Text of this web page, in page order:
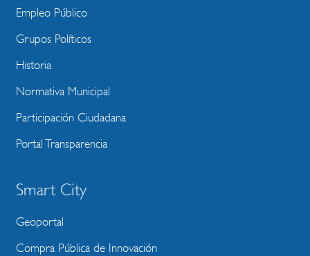
Empleo Público
Grupos Políticos
Historia
Normativa Municipal
Participación Ciudadana
Portal Transparencia
Smart City
Geoportal
Compra Pública de Innovación